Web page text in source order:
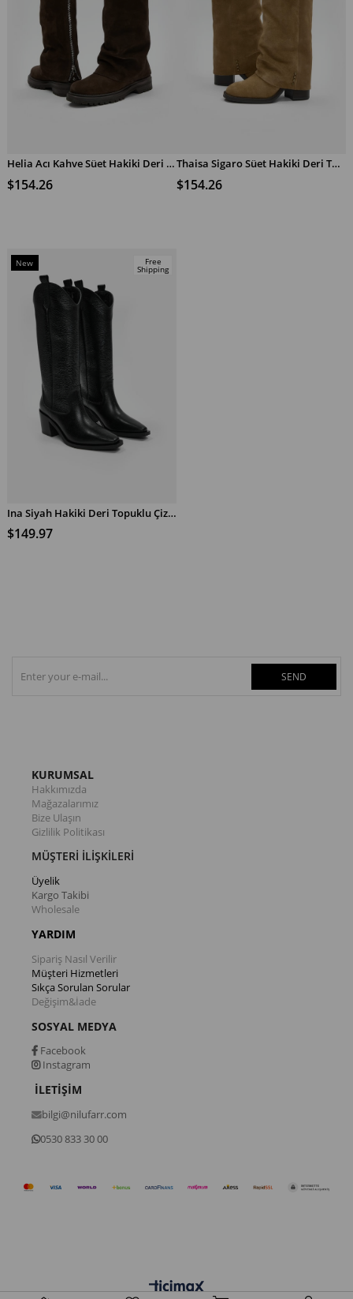
ADD TO CART Helia Acı Kahve Süet Hakiki Deri Kadın Çizme
$154.26
ADD TO CART Thaisa Sigaro Süet Hakiki Deri Topuklu Çizme
$154.26
ADD TO CART
New
Free
Shipping
Ina Siyah Hakiki Deri Topuklu Çizme
$149.97
SEND
KURUMSAL
Hakkımızda
Mağazalarımız
Bize Ulaşın
Gizlilik Politikası
MÜŞTERİ İLİŞKİLERİ
Üyelik
Kargo Takibi
Wholesale
YARDIM
Sipariş Nasıl Verilir
Müşteri Hizmetleri
Sıkça Sorulan Sorular
Değişim&İade
SOSYAL MEDYA
Facebook
Instagram
İLETİŞİM
bilgi@nilufarr.com
0530 833 30 00